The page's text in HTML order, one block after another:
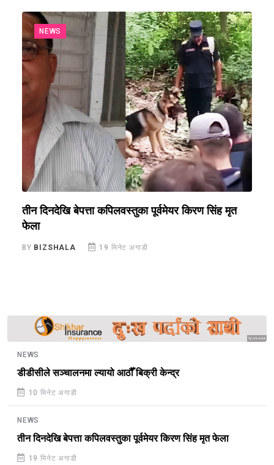
NEWS
तीन दिनदेखि बेपत्ता कपिलवस्तुका पूर्वमेयर किरण सिंह मृत
फेला
BY BIZSHALA 19 मिनेट अगाडी
Sponsored
NEWS
डीडीसीले सञ्चालनमा ल्यायो आठौँ बिक्री केन्द्र
10 मिनेट अगाडी
NEWS
तीन दिनदेखि बेपत्ता कपिलवस्तुका पूर्वमेयर किरण सिंह मृत फेला
19 मिनेट अगाडी